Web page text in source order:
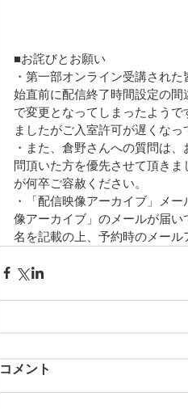
■お詫びとお願い
・第一部オンライン受講され
始直前に配信終了時間設定の
で変更となってしまったよう
ましたがご入室許可が遅くな
・また、倉野さんへの質問は
問頂いた方を優先させて頂き
が何卒ご容赦ください。
・「配信映像アーカイブ」メ
像アーカイブ」のメールが届
名を記載の上、予約時のメー
コメント